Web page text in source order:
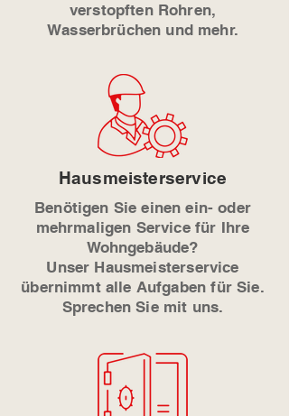
verstopften Rohren,
Wasserbrüchen und mehr.
Hausmeisterservice
Benötigen Sie einen ein- oder
mehrmaligen Service für Ihre
Wohngebäude?
Unser Hausmeisterservice
übernimmt alle Aufgaben für Sie.
Sprechen Sie mit uns.